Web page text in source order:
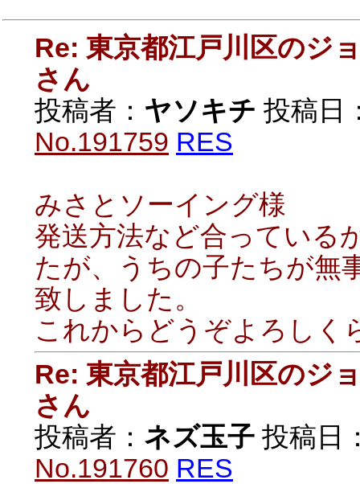
Re: 東京都江戸川区のジ
さん
投稿者： ヤソキチ 投稿日
No.191759 RES
みさとソーイング様
発送方法など合っている
たが、うちの子たちが無
致しました。
これからどうぞよろしく
Re: 東京都江戸川区のジ
さん
投稿者： ネズ玉子 投稿日
No.191760 RES